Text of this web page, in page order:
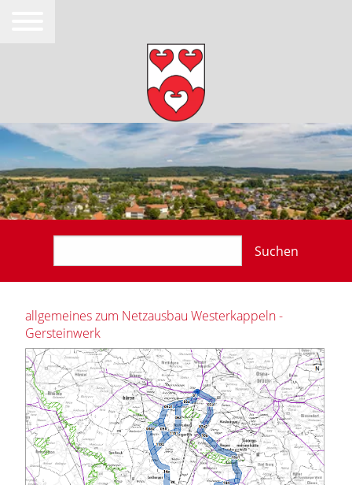
Suchen
allgemeines zum Netzausbau Westerkappeln -
Gersteinwerk